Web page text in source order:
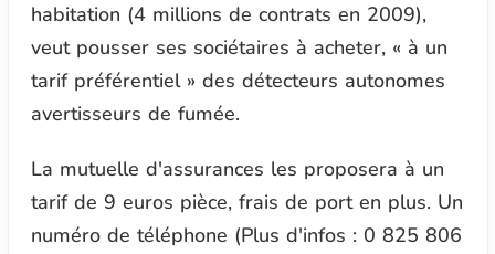
habitation (4 millions de contrats en 2009),
veut pousser ses sociétaires à acheter, « à un
tarif préférentiel » des détecteurs autonomes
avertisseurs de fumée.
La mutuelle d'assurances les proposera à un
tarif de 9 euros pièce, frais de port en plus. Un
numéro de téléphone (Plus d'infos : 0 825 806